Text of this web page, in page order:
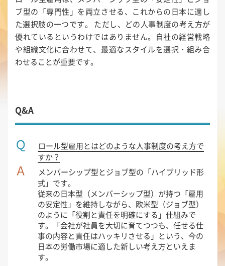
ブ型の「専門性」を両立させる、これからの日本に適し
た選択肢の一つです。 ただし、どの人事制度の考え方が
優れているというわけではありません。自社の経営戦略
や組織文化に合わせて、最適なスタイルを選択・組み合
わせることが重要です。
Q&A
Ｑ
ロール型雇用とはどのような人事制度の考え方で
すか？
Ａ
メンバーシップ型とジョブ型の「ハイブリッド形
式」です。
従来の日本型（メンバーシップ型）が持つ「雇用
の安定性」を維持しながら、欧米型（ジョブ型）
のように「役割と責任を明確にする」仕組みで
す。「会社が社員を大切に育てつつも、任せる仕
事の内容と責任はハッキリさせる」という、今の
日本の労働市場に適した新しい考え方といえま
す。